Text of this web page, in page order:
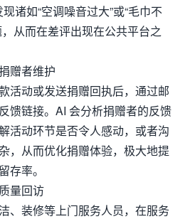
诸如“空调噪音过大”或“毛巾不
从而在差评出现在公共平台之
赠者维护
活动或发送捐赠回执后，通过邮
馈链接。AI 会分析捐赠者的反馈
活动环节是否令人感动，或者沟
，从而优化捐赠体验，极大地提
存率。
量回访
、装修等上门服务人员，在服务